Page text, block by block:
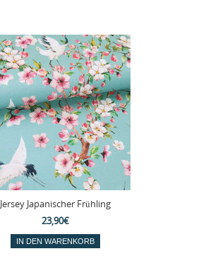
Jersey Japanischer Frühling
23,90€